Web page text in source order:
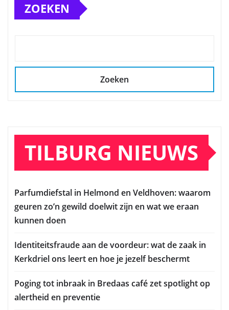
ZOEKEN
Zoeken
TILBURG NIEUWS
Parfumdiefstal in Helmond en Veldhoven: waarom
geuren zo’n gewild doelwit zijn en wat we eraan
kunnen doen
Identiteitsfraude aan de voordeur: wat de zaak in
Kerkdriel ons leert en hoe je jezelf beschermt
Poging tot inbraak in Bredaas café zet spotlight op
alertheid en preventie